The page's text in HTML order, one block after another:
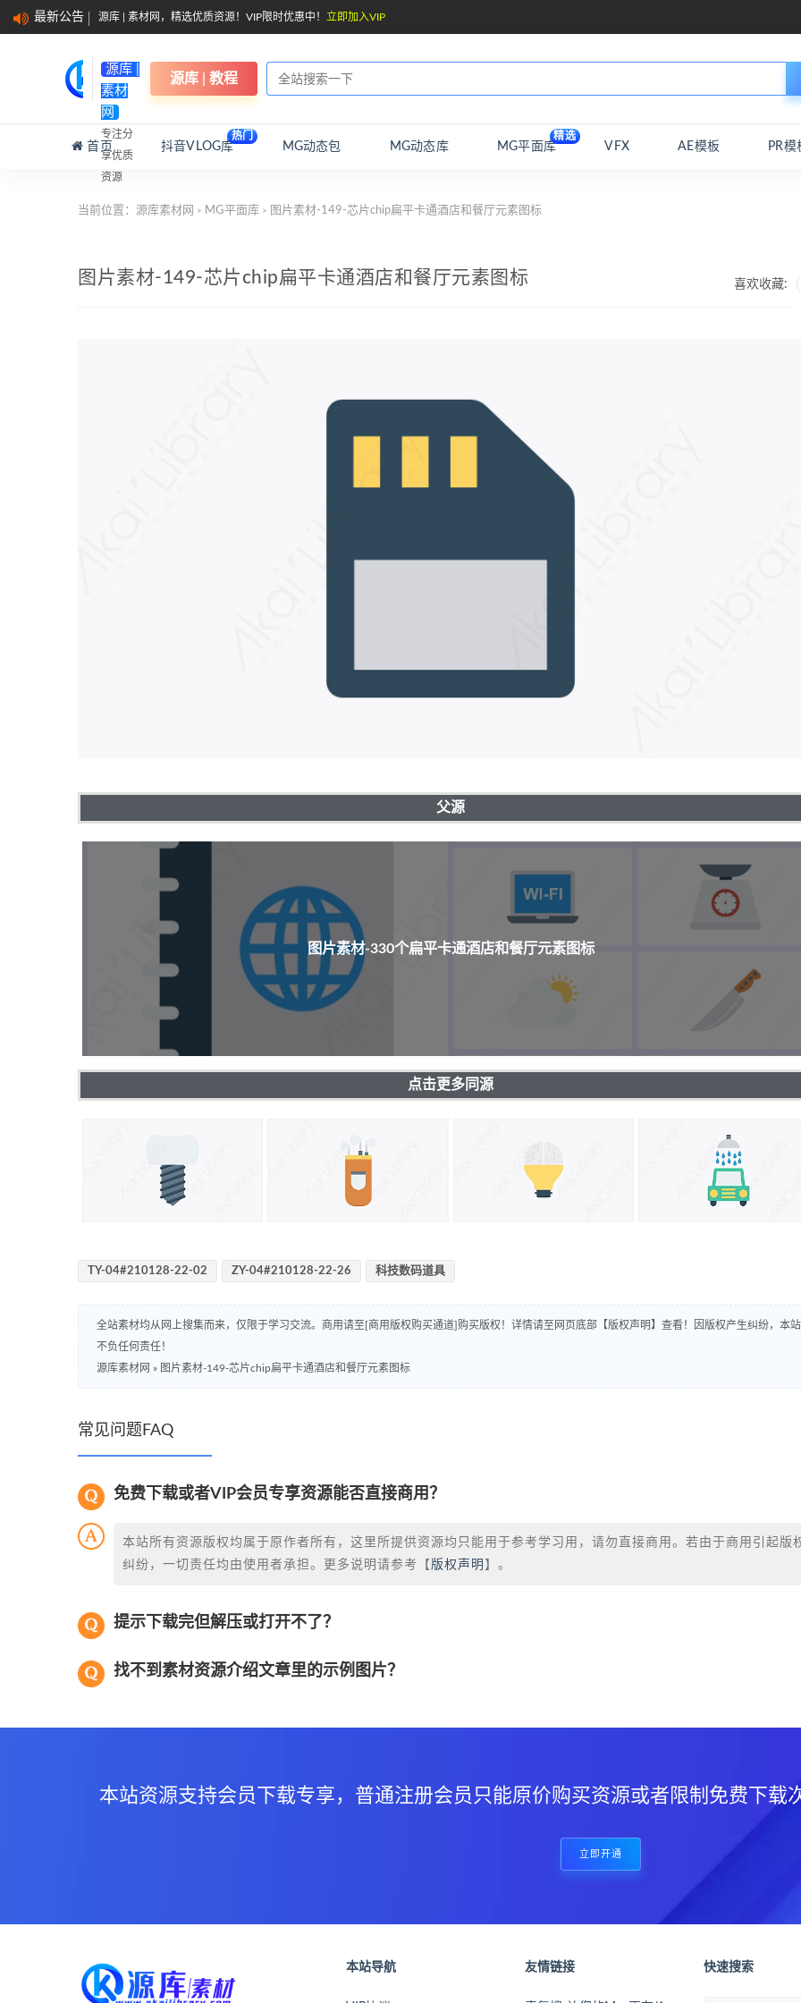
最新公告 源库 | 素材网，精选优质资源！VIP限时优惠中！ 立即加入VIP
源库 |
素材
网
专注分
享优质
资源
源库 | 教程
首页 抖音VLOG库
热门
MG动态包 MG动态库 MG平面库
精选
VFX AE模板 PR模
当前位置： 源库素材网 > MG平面库 > 图片素材-149-芯片chip扁平卡通酒店和餐厅元素图标
喜欢收藏:
图片素材-149-芯片chip扁平卡通酒店和餐厅元素图标
父源
图片素材-330个扁平卡通酒店和餐厅元素图标
点击更多同源
TY-04#210128-22-02 ZY-04#210128-22-26 科技数码道具
全站素材均从网上搜集而来，仅限于学习交流。商用请至[商用版权购买通道]购买版权！详情请至网页底部【版权声明】查看！因版权产生纠纷，本站
不负任何责任！
源库素材网 » 图片素材-149-芯片chip扁平卡通酒店和餐厅元素图标
常见问题FAQ
免费下载或者VIP会员专享资源能否直接商用？
本站所有资源版权均属于原作者所有，这里所提供资源均只能用于参考学习用，请勿直接商用。若由于商用引起版
纠纷，一切责任均由使用者承担。更多说明请参考【 版权声明 】。
提示下载完但解压或打开不了？
找不到素材资源介绍文章里的示例图片？
本站资源支持会员下载专享，普通注册会员只能原价购买资源或者限制免费下载
立即开通
本站导航 友情链接 快速搜索